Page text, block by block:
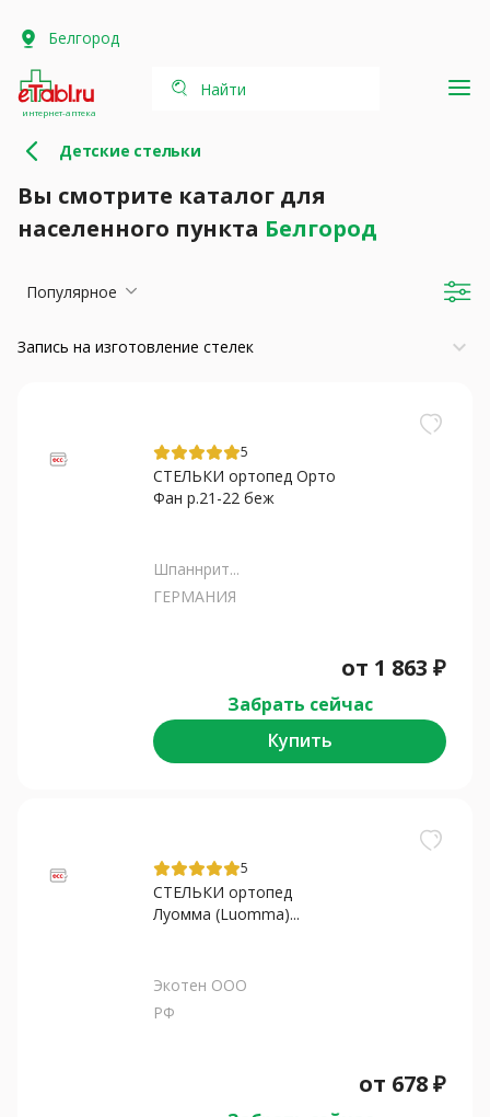
Белгород
интернет-аптека
Найти
Детские стельки
Вы смотрите каталог для
населенного пункта Белгород
Популярное
Запись на изготовление стелек keyboard_arrow_down
5
СТЕЛЬКИ ортопед Орто
Фан р.21-22 беж
Шпаннрит...
ГЕРМАНИЯ
от 1 863 ₽
Забрать сейчас
Купить
5
СТЕЛЬКИ ортопед
Луомма (Luomma)...
Экотен ООО
РФ
от 678₽